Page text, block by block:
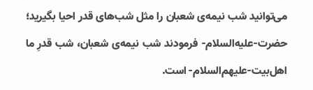
می‌توانید شب نیمه‌ی شعبان را مثل شب‌های قدر احیا بگیرید؛
حضرت-علیه‌السلام- فرمودند شب نیمه‌ی شعبان، شب قدرِ ما
اهل‌بیت-علیهم‌السلام- است.